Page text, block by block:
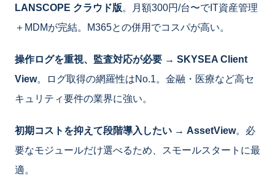
LANSCOPE クラウド版。月額300円/台〜でIT資産管理
＋MDMが完結。M365との併用でコスパが高い。
操作ログを重視、監査対応が必要 → SKYSEA Client
View。ログ取得の網羅性はNo.1。金融・医療など高セ
キュリティ要件の業界に強い。
初期コストを抑えて段階導入したい → AssetView。必
要なモジュールだけ選べるため、スモールスタートに最
適。